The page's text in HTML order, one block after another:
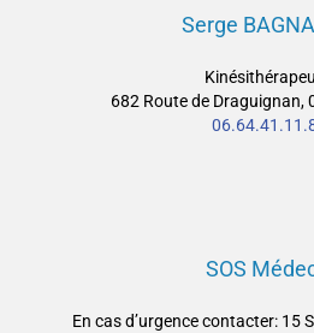
Serge
682 Route de Draguignan,
SOS
En cas d’urgence contacter: 15